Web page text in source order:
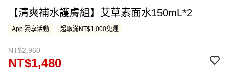
【清爽補水護膚組】艾草素面水150mL*2
App 獨享活動 超取滿NT$1,000免運
NT$2,960
NT$1,480